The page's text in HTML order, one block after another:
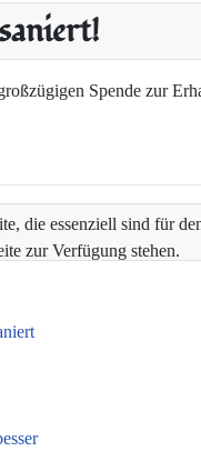
Spende zur
die essenziell sind für
zur Verfügung stehen.